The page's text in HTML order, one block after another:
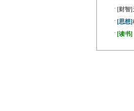
· [财智]
· [思想]
· [读书]